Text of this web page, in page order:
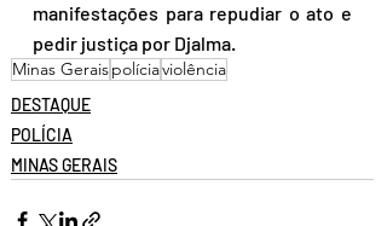
manifestações para repudiar o ato e
pedir justiça por Djalma.
Minas Geraispolíciaviolência
DESTAQUE
POLÍCIA
MINAS GERAIS